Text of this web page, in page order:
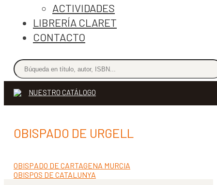
ACTIVIDADES
LIBRERÍA CLARET
CONTACTO
NUESTRO CATÁLOGO
OBISPADO DE URGELL
Navegación
de
Anterior:
OBISPADO DE CARTAGENA MURCIA
Siguiente:
OBISPOS DE CATALUNYA